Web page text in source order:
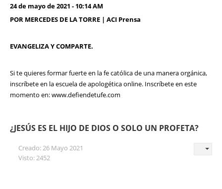
24 de mayo de 2021 - 10:14 AM
POR MERCEDES DE LA TORRE | ACI Prensa
EVANGELIZA Y COMPARTE.
Si te quieres formar fuerte en la fe católica de una manera orgánica,
inscríbete en la escuela de apologética online. Inscríbete en este
momento en: www.defiendetufe.com
¿JESÚS ES EL HIJO DE DIOS O SOLO UN PROFETA?
Creado: 26 Mayo 2021
Visto: 2452